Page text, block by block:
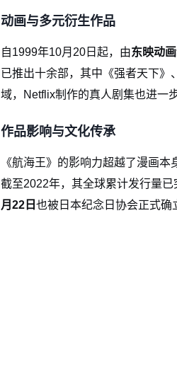
动画与多元衍生作品
自1999年10月20日起，由东映动画
已推出十余部，其中《强者天下
域，Netflix制作的真人剧集也进一
作品影响与文化传承
《航海王》的影响力超越了漫画
截至2022年，其全球累计发行量
月22日 也被日本纪念日协会正式确